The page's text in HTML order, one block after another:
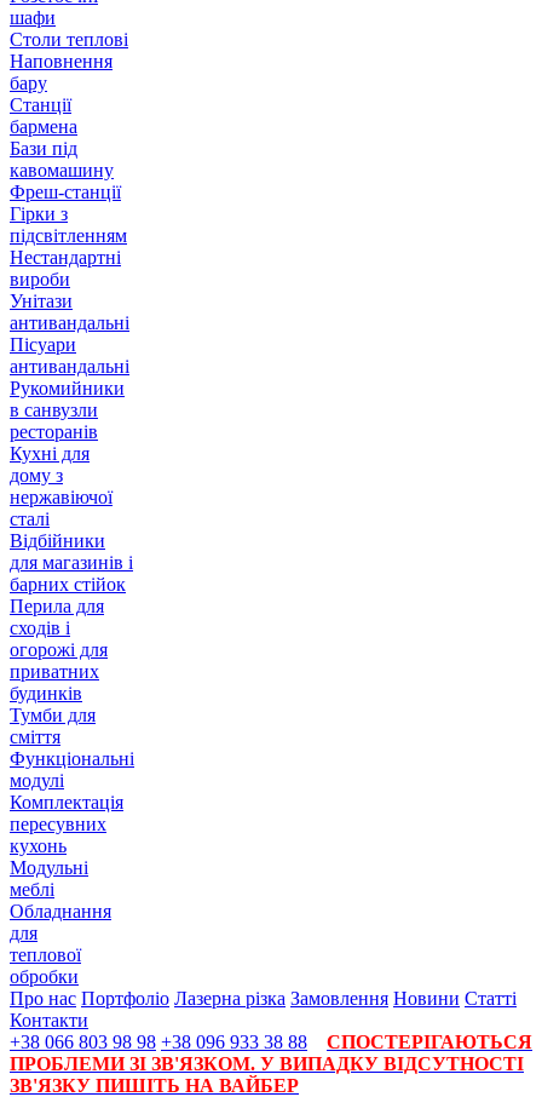
шафи
Столи теплові
Наповнення
бару
Станції
бармена
Бази під
кавомашину
Фреш-станції
Гірки з
підсвітленням
Нестандартні
вироби
Унітази
антивандальні
Пісуари
антивандальні
Рукомийники
в санвузли
ресторанів
Кухні для
дому з
нержавіючої
сталі
Відбійники
для магазинів і
барних стійок
Перила для
сходів і
огорожі для
приватних
будинків
Тумби для
сміття
Функціональні
модулі
Комплектація
пересувних
кухонь
Модульні
меблі
Обладнання
для
теплової
обробки
Про нас Портфоліо Лазерна різка Замовлення Новини Статті
Контакти
+38 066 803 98 98 +38 096 933 38 88
СПОСТЕРІГАЮТЬСЯ
ПРОБЛЕМИ ЗІ ЗВ'ЯЗКОМ. У ВИПАДКУ ВІДСУТНОСТІ
ЗВ'ЯЗКУ ПИШІТЬ НА ВАЙБЕР